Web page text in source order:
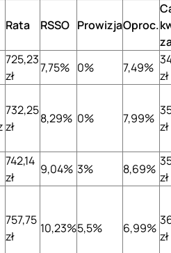
Rata RSSO ProwizjaOproc.
725,23
zł
7,75% 0% 7,49%
zł
732,25
zł
8,29% 0% 7,99%
zł
742,14
zł
9,04% 3% 8,69%
zł
757,75
zł
10,23%5,5% 6,99%
zł